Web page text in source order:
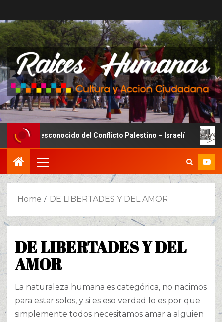
Lado Desconocido del Conflicto Palestino – Israelí
Home DE LIBERTADES Y DEL AMOR
DE LIBERTADES Y DEL
AMOR
La naturaleza humana es categórica, no nacimos
para estar solos, y si es eso verdad lo es por que
simplemente todos necesitamos amar a alguien